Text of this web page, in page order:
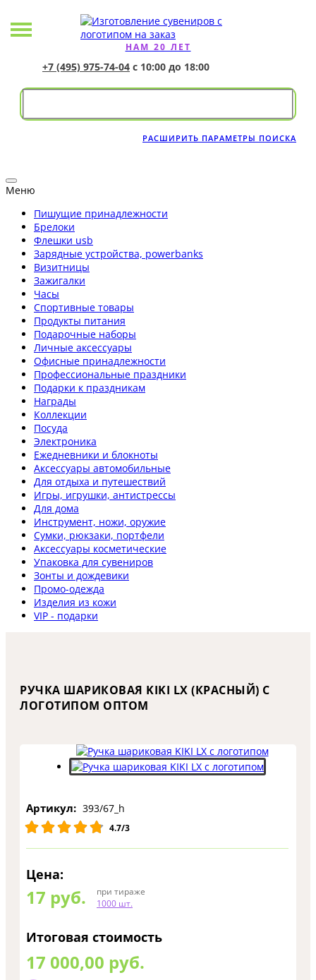
НАМ 20 ЛЕТ
+7 (495) 975-74-04 с 10:00 до 18:00
РАСШИРИТЬ ПАРАМЕТРЫ ПОИСКА
Меню
Пишущие принадлежности
Брелоки
Флешки usb
Зарядные устройства, powerbanks
Визитницы
Зажигалки
Часы
Спортивные товары
Продукты питания
Подарочные наборы
Личные аксессуары
Офисные принадлежности
Профессиональные праздники
Подарки к праздникам
Награды
Коллекции
Посуда
Электроника
Ежедневники и блокноты
Аксессуары автомобильные
Для отдыха и путешествий
Игры, игрушки, антистрессы
Для дома
Инструмент, ножи, оружие
Сумки, рюкзаки, портфели
Аксессуары косметические
Упаковка для сувениров
Зонты и дождевики
Промо-одежда
Изделия из кожи
VIP - подарки
РУЧКА ШАРИКОВАЯ KIKI LX (КРАСНЫЙ) С
ЛОГОТИПОМ ОПТОМ
Артикул: 393/67_h
4.7/3
Цена:
17 руб.
при тираже
1000 шт.
Итоговая стоимость
17 000,00 руб.